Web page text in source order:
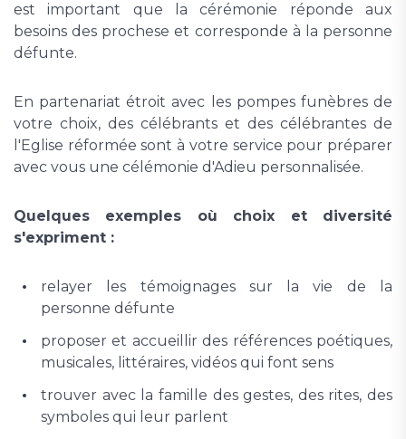
est important que la cérémonie réponde aux
besoins des prochese et corresponde à la personne
défunte.
En partenariat étroit avec les pompes funèbres de
votre choix, des célébrants et des célébrantes de
l'Eglise réformée sont à votre service pour préparer
avec vous une célémonie d'Adieu personnalisée.
Quelques exemples où choix et diversité
s'expriment :
relayer les témoignages sur la vie de la
personne défunte
proposer et accueillir des références poétiques,
musicales, littéraires, vidéos qui font sens
trouver avec la famille des gestes, des rites, des
symboles qui leur parlent